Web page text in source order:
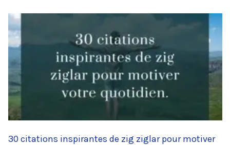
30 citations inspirantes de zig ziglar pour motiver